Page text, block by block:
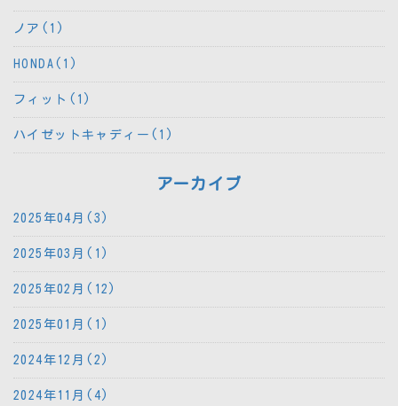
ノア(1)
HONDA(1)
フィット(1)
ハイゼットキャディー(1)
アーカイブ
2025年04月(3)
2025年03月(1)
2025年02月(12)
2025年01月(1)
2024年12月(2)
2024年11月(4)